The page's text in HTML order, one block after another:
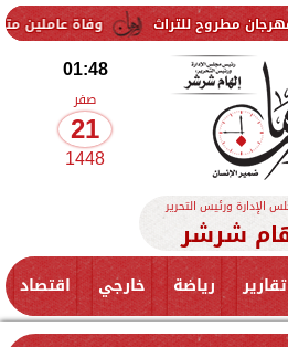
وفاة عاملين متأثرين بإصابتهما
01:48
صفر
21
1448
الإدارة ورئيس التحرير
شرشر
تقارير رياضة خارجي اقتصاد